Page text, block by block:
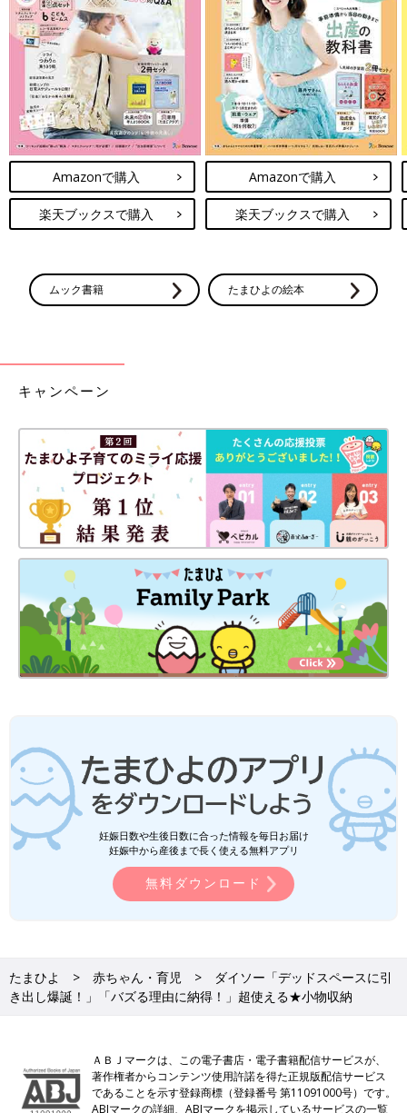
Amazonで購入
楽天ブックスで購入
Amazonで購入
楽天ブックスで購入
ムック書籍 たまひよの絵本
キャンペーン
妊娠日数や生後日数に合った情報を毎日お届け
妊娠中から産後まで長く使える無料アプリ
無料ダウンロード
たまひよ 赤ちゃん・育児
ダイソー「デッドスペースに引
き出し爆誕！」「バズる理由に納得！」超使える★小物収納
ＡＢＪマークは、この電子書店・電子書籍配信サービスが、
著作権者からコンテンツ使用許諾を得た正規版配信サービス
であることを示す登録商標（登録番号 第11091000号）です。
ABJマークの詳細、ABJマークを掲示しているサービスの一覧